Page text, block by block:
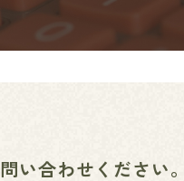
い合わせください。